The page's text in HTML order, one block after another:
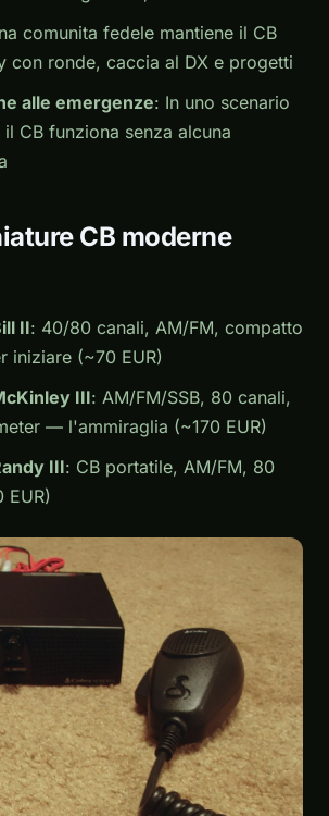
comunita fedele mantiene il CB
con ronde, caccia al DX e progetti
alle emergenze: In uno scenario
il CB funziona senza alcuna
CB moderne
II: 40/80 canali, AM/FM, compatto
iniziare (~70 EUR)
III: AM/FM/SSB, 80 canali,
— l'ammiraglia (~170 EUR)
III: CB portatile, AM/FM, 80
EUR)